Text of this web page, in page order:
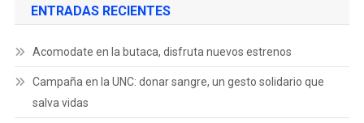
ENTRADAS RECIENTES
Acomodate en la butaca, disfruta nuevos estrenos
Campaña en la UNC: donar sangre, un gesto solidario que
salva vidas